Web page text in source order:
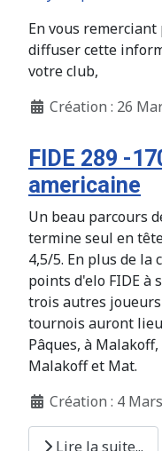
En vous
diffuser cette
votre club,
Création : 26
FIDE 289 -
americaine
Un beau parcours
termine seul en
4,5/5. En plus de la
points d'elo FIDE à
trois autres
tournois auront
Pâques, à
Malakoff et Mat.
Création : 4
Lire la suite...